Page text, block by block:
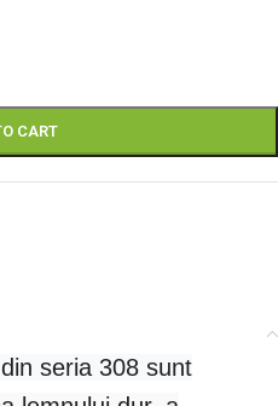
CART
seria 308 sunt